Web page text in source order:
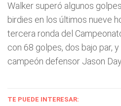
Walker superó algunos
birdies en los últimos nueve
tercera ronda del
con 68 golpes, dos bajo par,
campeón defensor Jason Day.
TE PUEDE INTERESAR: